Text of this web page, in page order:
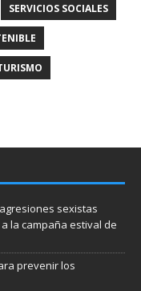
SERVICIOS SOCIALES
sexistas
la campaña estival de
prevenir los